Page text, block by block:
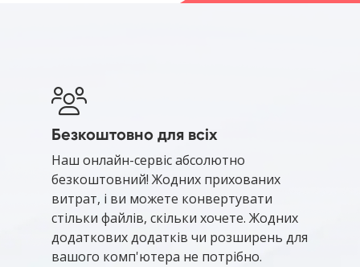
Безкоштовно для всіх
Наш онлайн-сервіс абсолютно
безкоштовний! Жодних прихованих
витрат, і ви можете конвертувати
стільки файлів, скільки хочете. Жодних
додаткових додатків чи розширень для
вашого комп'ютера не потрібно.